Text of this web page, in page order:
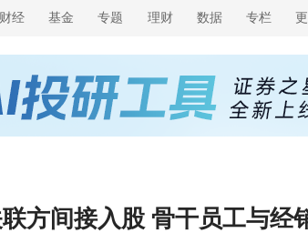
财经 基金 专题 理财 数据 专栏
方间接入股 骨干员工与经